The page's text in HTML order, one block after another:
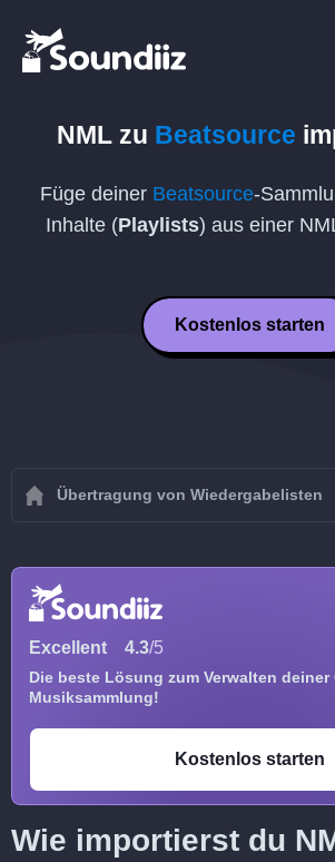
NMLzu Beatsource
Füge deiner Beatsource-
Inhalte (Playlists) aus einer
Kostenlos starten
Übertragung von Wiedergabelisten
Excellent 4.3/5
Die beste Lösung zum Verwalten deiner
Musiksammlung!
Kostenlos starten
Wie importierst du